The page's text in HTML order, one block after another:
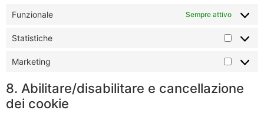
Funzionale Sempre attivo
Statistiche
Marketing
8. Abilitare/disabilitare e cancellazione
dei cookie